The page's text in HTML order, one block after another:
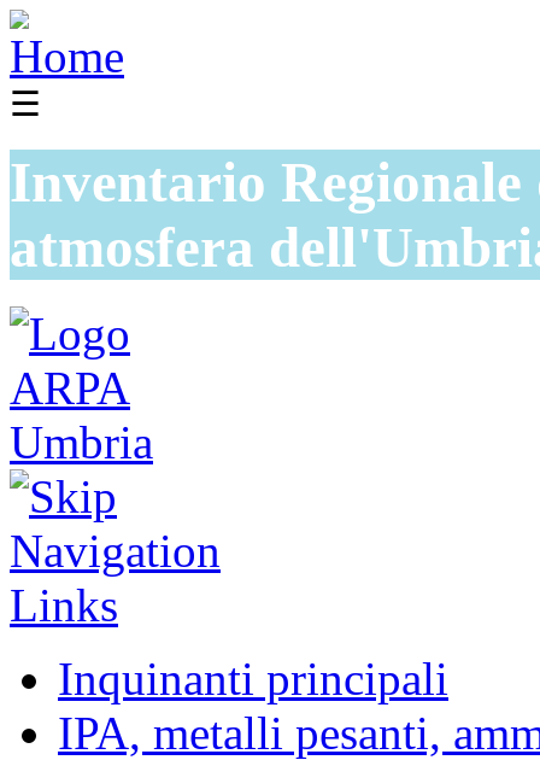
☰
Inventario
atmosfera
Inquinanti principali
IPA, metalli pesanti,